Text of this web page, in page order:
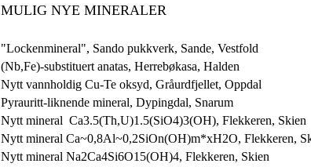
MULIG NYE MINERALER
"Lockenmineral", Sando pukkverk, Sande, Vestfold
(Nb,Fe)-substituert anatas, Herrebøkasa, Halden
Nytt vannholdig Cu-Te oksyd, Gråurdfjellet, Oppdal
Pyrauritt-liknende mineral, Dypingdal, Snarum
Nytt mineral Ca3.5(Th,U)1.5(SiO4)3(OH), Flekkeren, Skien
Nytt mineral Ca~0,8Al~0,2SiOn(OH)m*xH2O, Flekkeren,
Nytt mineral Na2Ca4Si6O15(OH)4, Flekkeren, Skien